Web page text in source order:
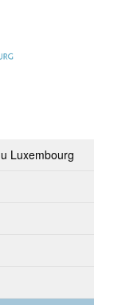
Luxembourg